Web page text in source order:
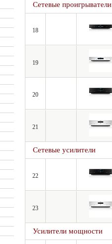
Сетевые проигрыватели
18
19
20
21
Сетевые усилители
22
23
Усилители мощности